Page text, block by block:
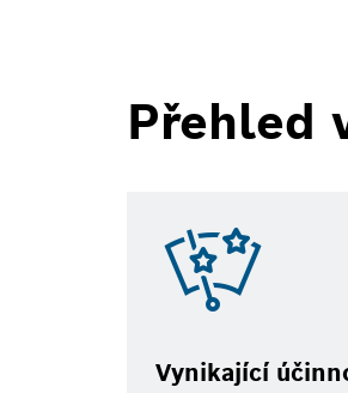
Přehled
Vynikající